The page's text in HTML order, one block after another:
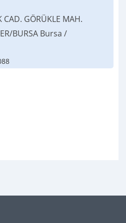
CAD. GÖRÜKLE MAH.
BURSA Bursa /